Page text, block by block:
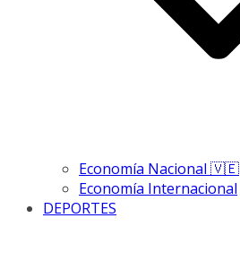
Economía Nacional 🇻🇪
Economía Internacional
DEPORTES